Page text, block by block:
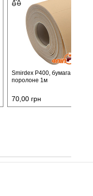
Smirdex P400, бумага в
поролоне 1м
70,00 грн